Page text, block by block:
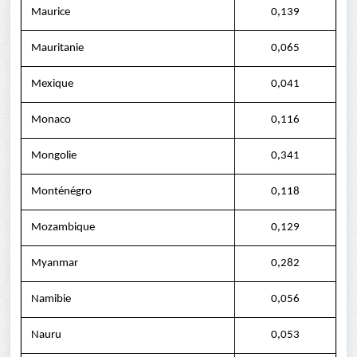
Maurice 0,139
Mauritanie 0,065
Mexique 0,041
Monaco 0,116
Mongolie 0,341
Monténégro 0,118
Mozambique 0,129
Myanmar 0,282
Namibie 0,056
Nauru 0,053